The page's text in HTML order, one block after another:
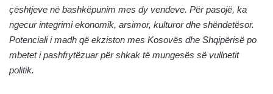
çështjeve në bashkëpunim mes dy vendeve. Për pasojë, ka
ngecur integrimi ekonomik, arsimor, kulturor dhe shëndetësor.
Potenciali i madh që ekziston mes Kosovës dhe Shqipërisë po
mbetet i pashfrytëzuar për shkak të mungesës së vullnetit
politik.